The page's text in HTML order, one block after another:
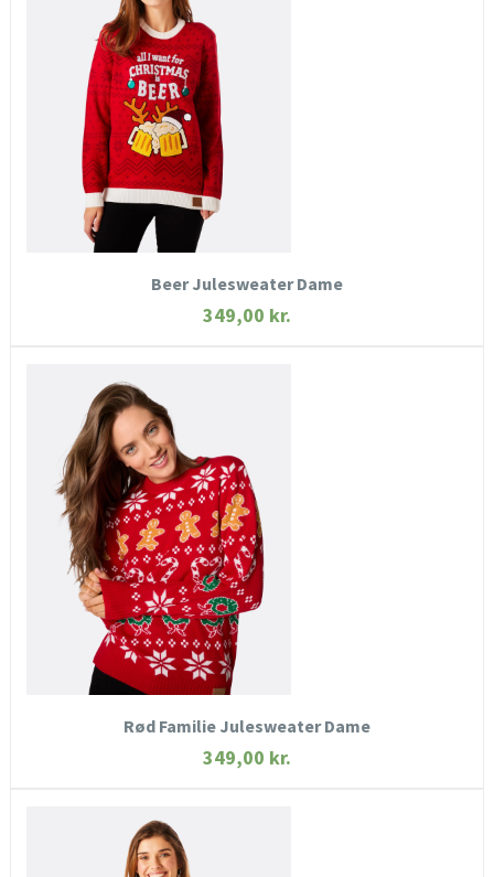
SE MERE
Beer Julesweater Dame
349,00 kr.
SE MERE
KØB NU
Rød Familie Julesweater Dame
349,00 kr.